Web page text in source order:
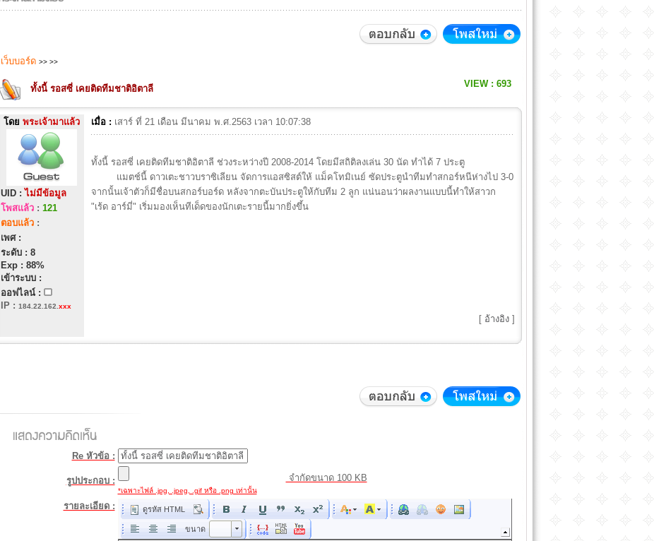
เว็บบอร์ด >> >>
ทั้งนี้ รอสซี่ เคยติดทีมชาติอิตาลี VIEW : 693
โดย พระเจ้ามาแล้ว
UID :ไม่มีข้อมูล
โพสแล้ว: 121
ตอบแล้ว:
เพศ :
ระดับ : 8
Exp : 88%
เข้าระบบ :
ออฟไลน์ :
IP : 184.22.162. xxx
เมื่อ : เสาร์ ที่ 21 เดือน มีนาคม พ.ศ.2563 เวลา 10:07:38
ทั้งนี้ รอสซี่ เคยติดทีมชาติอิตาลี ช่วงระหว่างปี 2008-2014 โดยมีสถิติลงเล่น 30 นัด ทำได้ 7 ประตู
แมตช์นี้ ดาวเตะชาวบราซิเลียน จัดการแอสซิสต์ให้ แม็คโทมิเนย์ ซัดประตูนำทีมทำสกอร์หนีห่างไป 3-0
จากนั้นเจ้าตัวก็มีชื่อบนสกอร์บอร์ด หลังจากตะบันประตูให้กับทีม 2 ลูก แน่นอนว่าผลงานแบบนี้ทำให้สาวก
"เร้ด อาร์มี่" เริ่มมองเห็นทีเด็ดของนักเตะรายนี้มากยิ่งขึ้น
[ อ้างอิง ]
Re หัวข้อ :
รูปประกอบ : จำกัดขนาด 100 KB
*เฉพาะไฟล์ .jpg, .jpeg, .gif หรือ .png เท่านั้น
รายละเอียด : ดูรหัส HTML
ขนาด